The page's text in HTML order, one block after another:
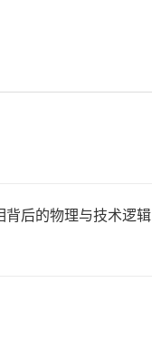
后的物理与技术逻辑